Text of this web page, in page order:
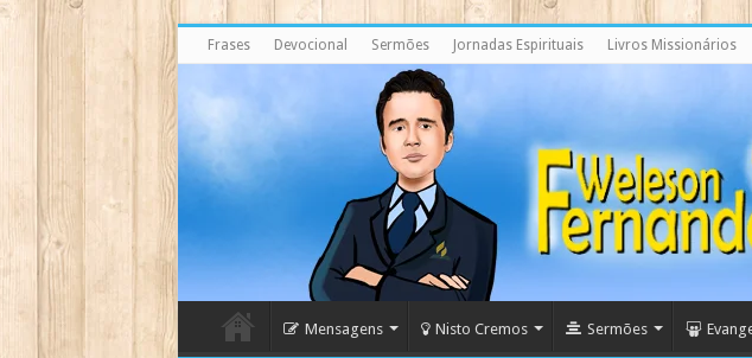
Frases Devocional Sermões Jornadas Espirituais Livros Missionários
Mensagens Nisto Cremos Sermões